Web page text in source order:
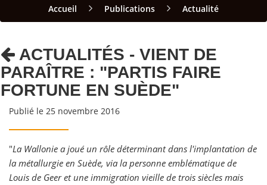
Accueil Publications Actualité
ACTUALITÉS - VIENT DE
PARAÎTRE : "PARTIS FAIRE
FORTUNE EN SUÈDE"
Publié le 25 novembre 2016
"La Wallonie a joué un rôle déterminant dans l'implantation de
la métallurgie en Suède, via la personne emblématique de
Louis de Geer et une immigration vieille de trois siècles mais